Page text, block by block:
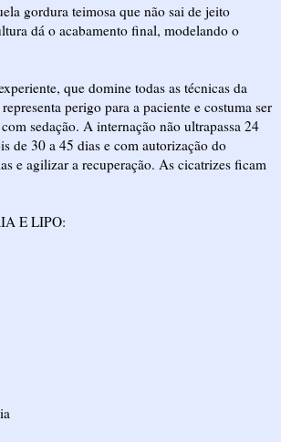
gordura teimosa que não sai de jeito
dá o acabamento final, modelando o
que domine todas as técnicas da
perigo para a paciente e costuma ser
sedação. A internação não ultrapassa 24
de 30 a 45 dias e com autorização do
e agilizar a recuperação. As cicatrizes ficam
E LIPO: